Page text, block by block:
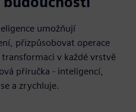
umožňují
přizpůsobovat operace
v každé vrstvě
příručka - inteligencí,
a zrychluje.